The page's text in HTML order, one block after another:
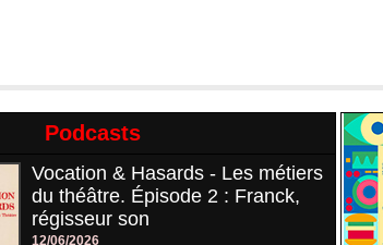
Podcasts
Vocation & Hasards - Les métiers
du théâtre. Épisode 2 : Franck,
régisseur son
12/06/2026